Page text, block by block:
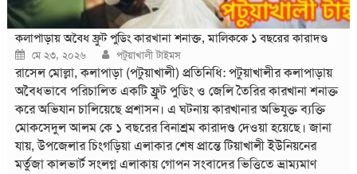
কলাপাড়ায় অবৈধ ফ্রুট পুডিং কারখানা শনাক্ত, মালিককে ১ বছরের কারাদণ্ড
Posted
on
মে ২৩, ২০২৬ Author
পটুয়াখালী টাইমস
রাসেল মোল্লা, কলাপাড়া (পটুয়াখালী) প্রতিনিধি: পটুয়াখালীর কলাপাড়ায়
অবৈধভাবে পরিচালিত একটি ফ্রুট পুডিং ও জেলি তৈরির কারখানা শনাক্ত
করে অভিযান চালিয়েছে প্রশাসন। এ ঘটনায় কারখানার অভিযুক্ত ব্যক্তি
মোকসেদুল আলম কে ১ বছরের বিনাশ্রম কারাদণ্ড দেওয়া হয়েছে। জানা
যায়, উপজেলার চিংগড়িয়া এলাকার শেষ প্রান্তে টিয়াখালী ইউনিয়নের
মর্তুজা কালভার্ট সংলগ্ন এলাকায় গোপন সংবাদের ভিত্তিতে ভ্রাম্যমাণ